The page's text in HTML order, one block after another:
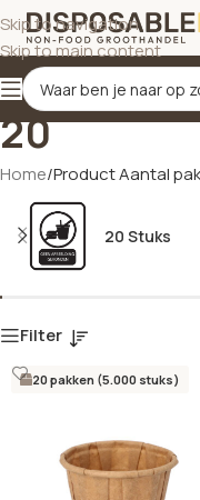
Skip to navigation
Skip to main content
20
Home/Product Aantal
20 Stuks
Filter
20 pakken (5.000 stuks)